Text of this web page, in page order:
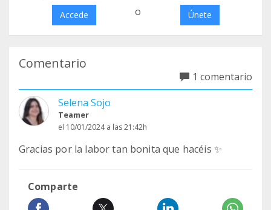
Accede o Únete
Comentario
1 comentario
Selena Sojo
Teamer
el 10/01/2024 a las 21:42h
Gracias por la labor tan bonita que hacéis ✨
Comparte